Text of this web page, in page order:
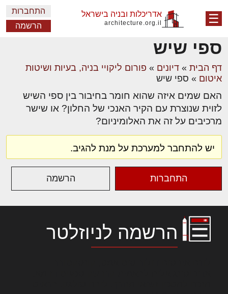
☰ אדריכלות ובניה בישראל
architecture.org.il
התחברות
הרשמה
ספי שיש
דף הבית » דיונים » פורום ליקויי בניה, בעיות ושיטות
איטום » ספי שיש
האם שמים איזה שהוא חומר בחיבור בין ספי השיש
לזוית שנוצרת עם הקיר האנכי של החלון? או שישר
מרכיבים על זה את האלומיניום?
יש להתחבר למערכת על מנת להגיב.
התחברות הרשמה
הרשמה לניוזלטר